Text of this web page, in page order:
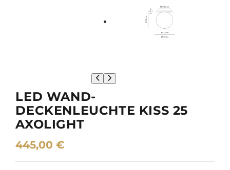
LED WAND-
DECKENLEUCHTE KISS 25
AXOLIGHT
445,00€